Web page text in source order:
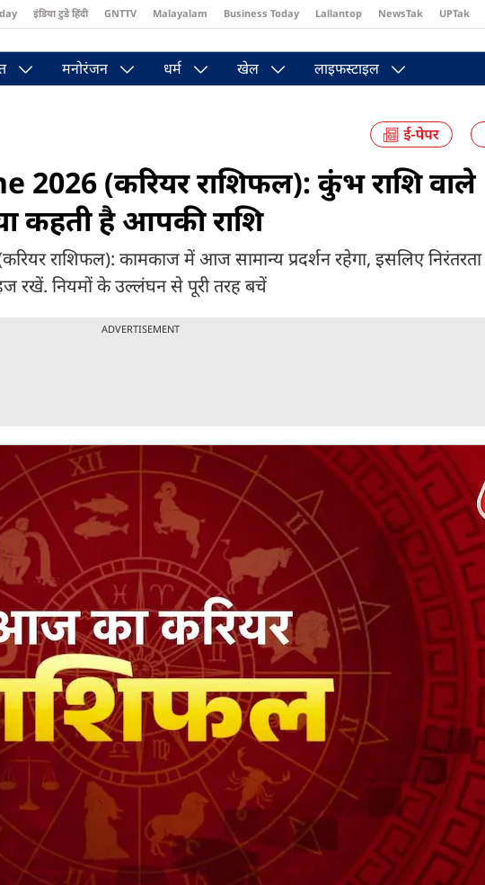
इंडिया टुडे हिंदी GNTTV Malayalam Business Today Lallantop NewsTak UPTak
मनोरंजन धर्म खेल लाइफस्टाइल
2026 (करियर राशिफल): कुंभ राशि वाले
कहती है आपकी राशि
राशिफल): कामकाज में आज सामान्य प्रदर्शन रहेगा, इसलिए
रखें. नियमों के उल्लंघन से पूरी तरह बचें
ADVERTISEMENT